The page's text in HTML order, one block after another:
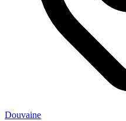
Douvaine